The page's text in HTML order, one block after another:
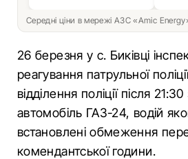
Середні ціни в мережі АЗС «Amic
26 березня у с. Биківці
реагування патрульної
відділення поліції після
автомобіль ГАЗ-24, водій
встановлені обмеження
комендантської години.